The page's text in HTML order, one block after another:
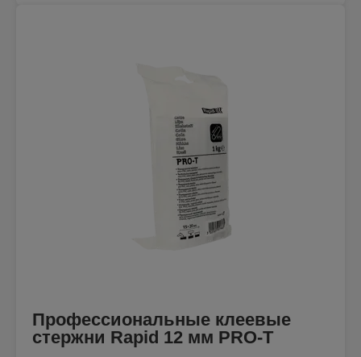
Профессиональные клеевые
стержни Rapid 12 мм PRO-T